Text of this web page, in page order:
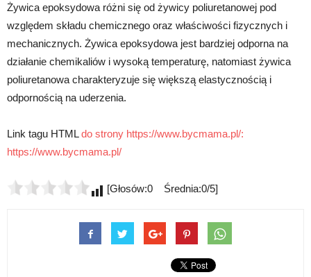
Żywica epoksydowa różni się od żywicy poliuretanowej pod
względem składu chemicznego oraz właściwości fizycznych i
mechanicznych. Żywica epoksydowa jest bardziej odporna na
działanie chemikaliów i wysoką temperaturę, natomiast żywica
poliuretanowa charakteryzuje się większą elastycznością i
odpornością na uderzenia.
Link tagu HTMLdo strony https://www.bycmama.pl/:
https://www.bycmama.pl/
[Głosów:0 Średnia:0/5]